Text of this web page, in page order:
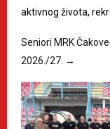
aktivnog života,
Seniori MRK
2026./27. →